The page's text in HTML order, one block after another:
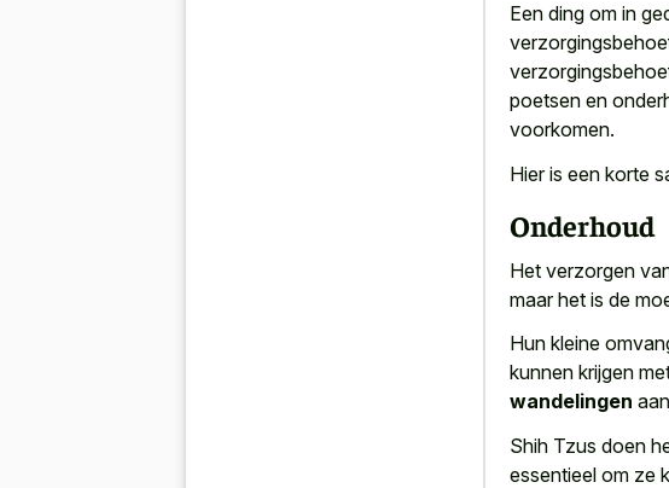
Een ding om in
poetsen en
voorkomen.
Hier is een korte
Onderhoud
Het verzorgen
maar het is de
Hun kleine
kunnen krijgen
wandelingen
Shih Tzus doen
essentieel om ze